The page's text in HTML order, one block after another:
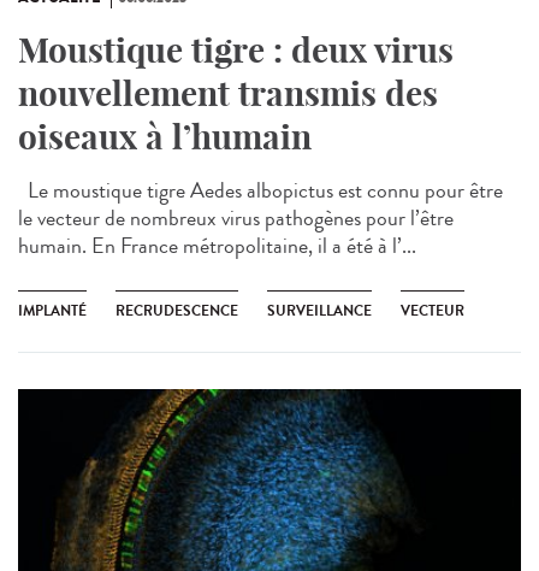
Moustique tigre : deux virus
nouvellement transmis des
oiseaux à l’humain
Le moustique tigre Aedes albopictus est connu pour être
le vecteur de nombreux virus pathogènes pour l’être
humain. En France métropolitaine, il a été à l’...
IMPLANTÉ RECRUDESCENCE SURVEILLANCE VECTEUR